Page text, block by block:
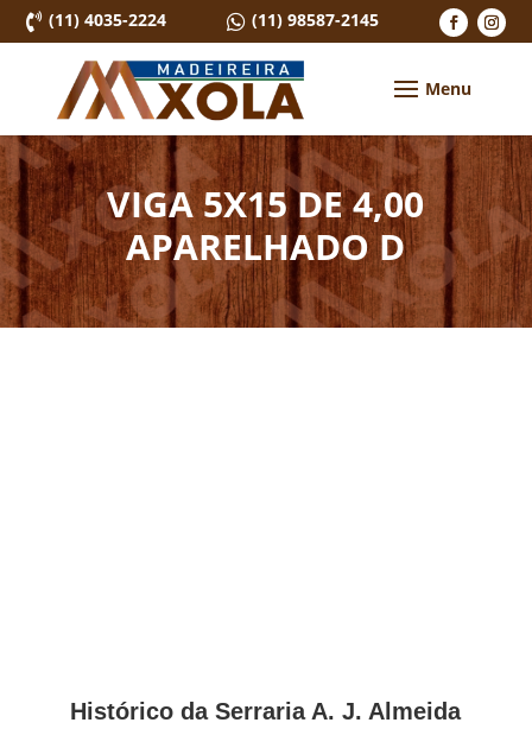
 (11) 4035-2224  (11) 98587-2145
VIGA 5X15 DE 4,00
APARELHADO D
Histórico da Serraria A. J. Almeida